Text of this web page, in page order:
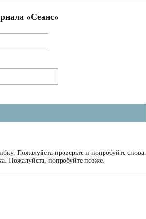
«Сеанс»
Пожалуйста проверьте и попробуйте снова.
Пожалуйста, попробуйте позже.